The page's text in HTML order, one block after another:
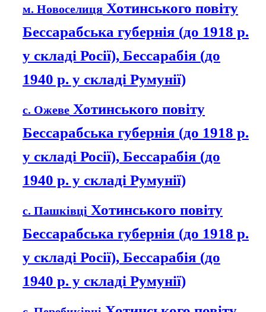
м. Новоселиця Хотинського повіту
Бессарабська губернія (до 1918 р.
у складі Росії), Бессарабія (до
1940 р. у складі Румунії)
с. Ожеве Хотинського повіту
Бессарабська губернія (до 1918 р.
у складі Росії), Бессарабія (до
1940 р. у складі Румунії)
с. Пашківці Хотинського повіту
Бессарабська губернія (до 1918 р.
у складі Росії), Бессарабія (до
1940 р. у складі Румунії)